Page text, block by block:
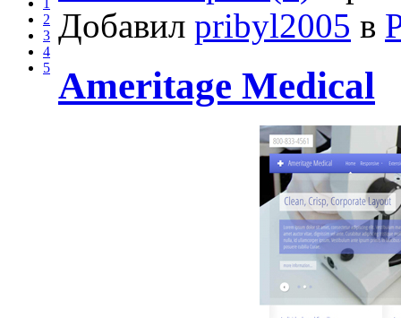
2
3
4
5
Добавил pribyl2005 в
Ameritage Medical